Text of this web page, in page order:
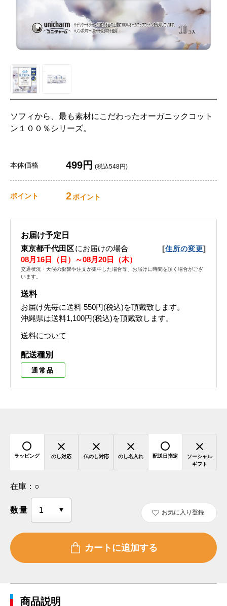
ソフィから、最も素材にこだわったオーガニックコット
ン１００％シリーズ。
本体価格 499円 (税込548円)
ポイント 2ポイント
お届け予定日
東京都千代田区にお届けの場合 [住所の変更]
08月16日（日）～08月20日（木）
交通状況・天候の影響や注文が集中した場合等、お届けに時間を頂く場合がござ
います。
送料
お届け先毎に送料 550円(税込)を頂戴致します。
沖縄県は送料1,100円(税込)を頂戴致します。
送料について
配送種別
通常品
ラッピング のし対応 仏のし対応 のし名入れ 配送日指定
ソーシャル
ギフト
在庫： ○
数量 お気に入り登録
商品説明